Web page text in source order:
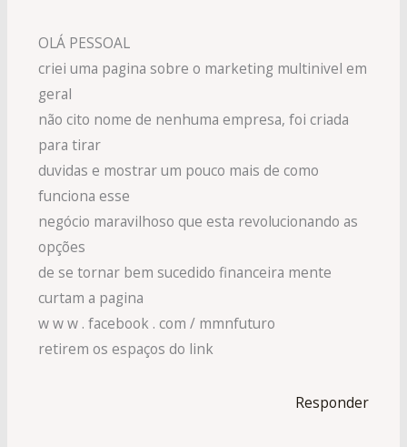
OLÁ PESSOAL
criei uma pagina sobre o marketing multinivel em
geral
não cito nome de nenhuma empresa, foi criada
para tirar
duvidas e mostrar um pouco mais de como
funciona esse
negócio maravilhoso que esta revolucionando as
opções
de se tornar bem sucedido financeira mente
curtam a pagina
w w w . facebook . com / mmnfuturo
retirem os espaços do link
Responder